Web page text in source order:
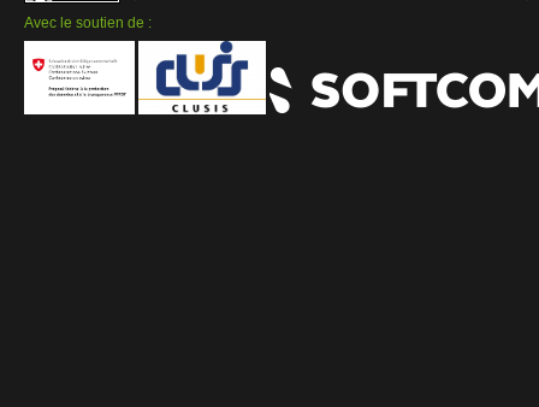
Avec le soutien de :